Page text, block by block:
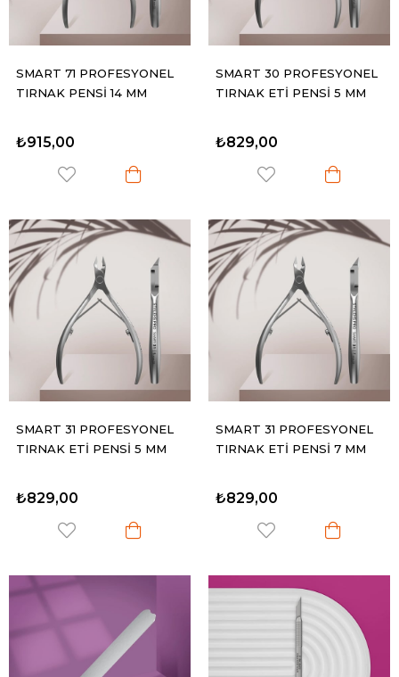
SMART 71 PROFESYONEL
TIRNAK PENSİ 14 MM
₺915,00
SMART 30 PROFESYONEL
TIRNAK ETİ PENSİ 5 MM
₺829,00
SMART 31 PROFESYONEL
TIRNAK ETİ PENSİ 5 MM
₺829,00
SMART 31 PROFESYONEL
TIRNAK ETİ PENSİ 7 MM
₺829,00